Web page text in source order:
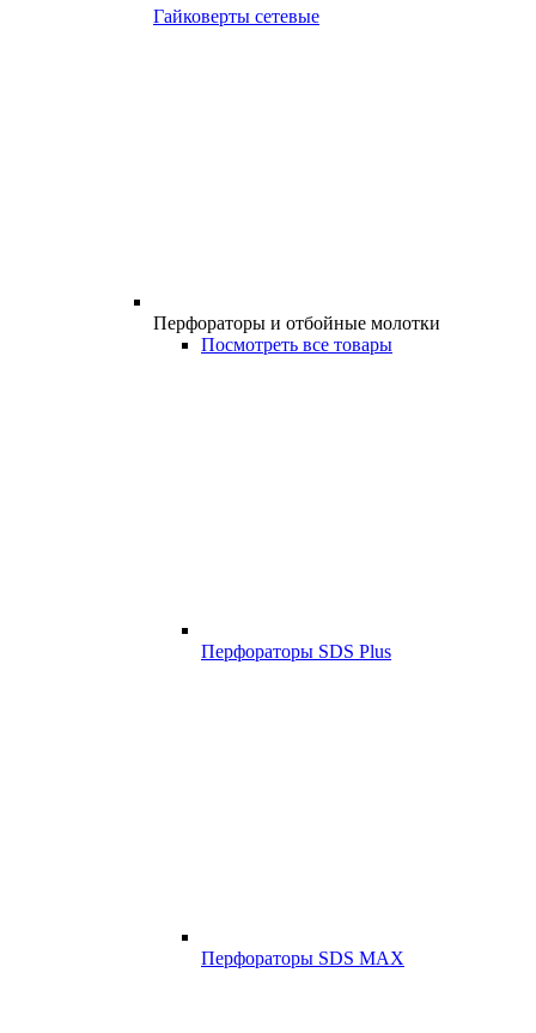
Гайковерты сетевые
Перфораторы и отбойные молотки
Посмотреть все товары
Перфораторы SDS Plus
Перфораторы SDS MAX